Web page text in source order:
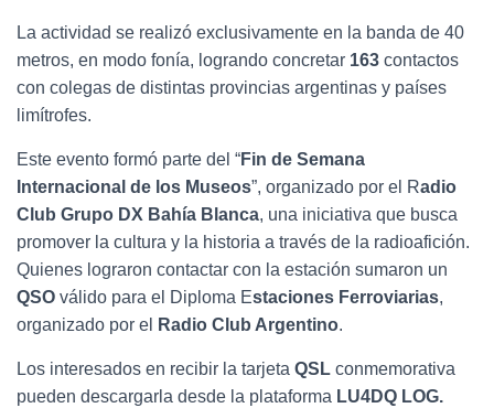
La actividad se realizó exclusivamente en la banda de 40
metros, en modo fonía, logrando concretar 163 contactos
con colegas de distintas provincias argentinas y países
limítrofes.
Este evento formó parte del “Fin de Semana
Internacional de los Museos”, organizado por el Radio
Club Grupo DX Bahía Blanca, una iniciativa que busca
promover la cultura y la historia a través de la radioafición.
Quienes lograron contactar con la estación sumaron un
QSO válido para el Diploma Estaciones Ferroviarias,
organizado por el
Radio Club Argentino.
Los interesados en recibir la tarjeta QSL conmemorativa
pueden descargarla desde la plataforma LU4DQ LOG.